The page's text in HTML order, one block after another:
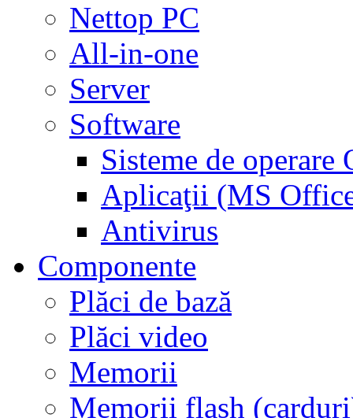
Nettop PC
All-in-one
Server
Software
Sisteme de operare
Aplicaţii (MS
Antivirus
Componente
Plăci de bază
Plăci video
Memorii
Memorii flash